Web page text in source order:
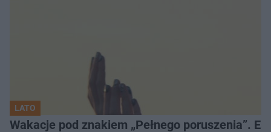
LATO
Wakacje pod znakiem „Pełnego poruszenia”.